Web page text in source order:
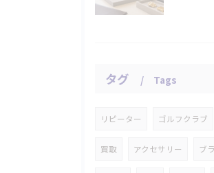
タグ Tags
リピーター ゴルフクラブ
買取 アクセサリー ブ